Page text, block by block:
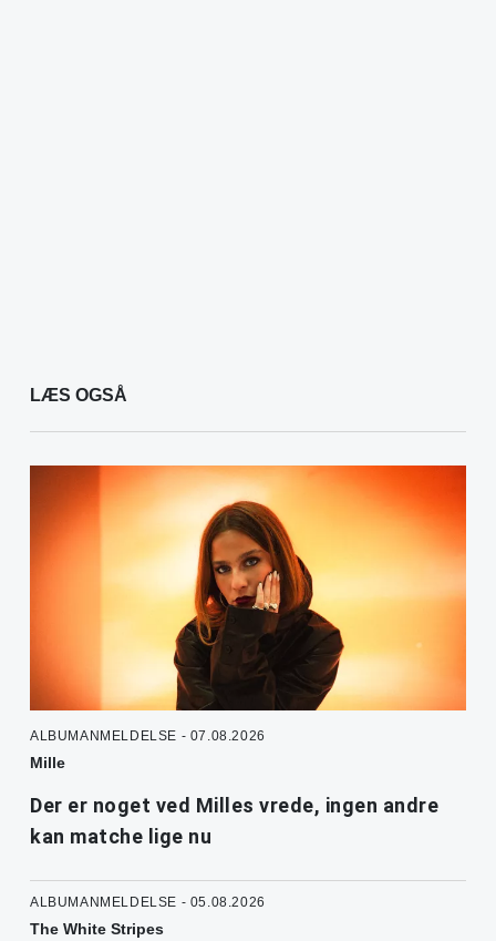
LÆS OGSÅ
ALBUMANMELDELSE - 07.08.2026
Mille
Der er noget ved Milles vrede, ingen andre
kan matche lige nu
ALBUMANMELDELSE - 05.08.2026
The White Stripes